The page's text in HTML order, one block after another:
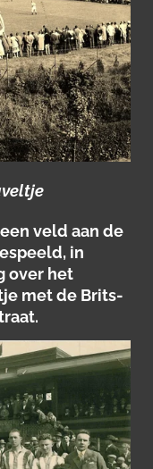
veld aan de
in
over het
met de Brits-